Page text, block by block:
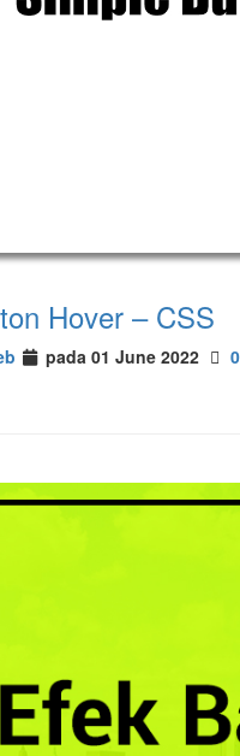
Hover – CSS
pada 01 June 2022